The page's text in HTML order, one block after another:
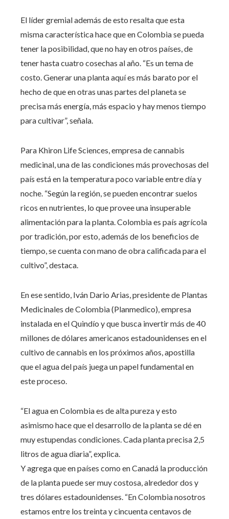
El líder gremial además de esto resalta que esta
misma característica hace que en Colombia se pueda
tener la posibilidad, que no hay en otros países, de
tener hasta cuatro cosechas al año. “Es un tema de
costo. Generar una planta aquí es más barato por el
hecho de que en otras unas partes del planeta se
precisa más energía, más espacio y hay menos tiempo
para cultivar”, señala.
Para Khiron Life Sciences, empresa de cannabis
medicinal, una de las condiciones más provechosas del
país está en la temperatura poco variable entre día y
noche. “Según la región, se pueden encontrar suelos
ricos en nutrientes, lo que provee una insuperable
alimentación para la planta. Colombia es país agrícola
por tradición, por esto, además de los beneficios de
tiempo, se cuenta con mano de obra calificada para el
cultivo”, destaca.
En ese sentido, Iván Dario Arias, presidente de Plantas
Medicinales de Colombia (Planmedico), empresa
instalada en el Quindío y que busca invertir más de 40
millones de dólares americanos estadounidenses en el
cultivo de cannabis en los próximos años, apostilla
que el agua del país juega un papel fundamental en
este proceso.
“El agua en Colombia es de alta pureza y esto
asimismo hace que el desarrollo de la planta se dé en
muy estupendas condiciones. Cada planta precisa 2,5
litros de agua diaria”, explica.
Y agrega que en países como en Canadá la producción
de la planta puede ser muy costosa, alrededor dos y
tres dólares estadounidenses. “En Colombia nosotros
estamos entre los treinta y cincuenta centavos de